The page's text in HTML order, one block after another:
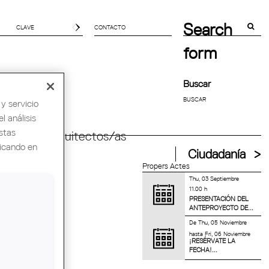
CONTACTO
Search
form
Buscar
de Arquitectos/as
Ciudadanía
Propers Actes
Thu, 03 Septiembre
11.00 h
PRESENTACIÓN DEL
ANTEPROYECTO DE...
DeThu, 05 Noviembre
hastaFri, 06 Noviembre
¡RESÉRVATE LA
FECHA!...
servicio
análisis
en